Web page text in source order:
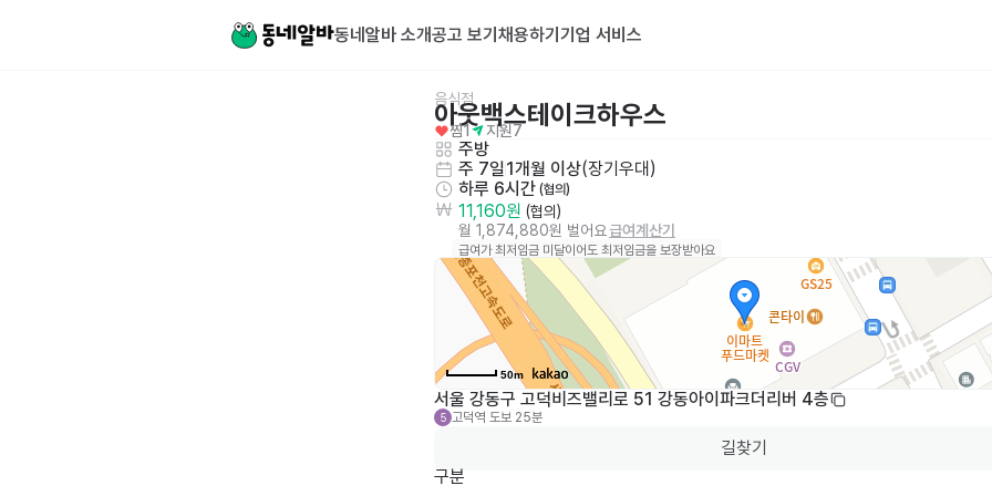
동네알바 소개공고 보기 채용하기 기업 서비스
음식점
아웃백스테이크하우스
찜1 지원7
주방
주 7일1개월 이상(장기우대 )
하루 6시간 (협의)
11,160원 (협의)
월 1,874,880원 벌어요급여계산기
급여가 최저임금 미달이어도 최저임금을 보장받아요
50m
서울 강동구 고덕비즈밸리로 51 강동아이파크더리버 4층
5 고덕역 도보 25분
길찾기
구분